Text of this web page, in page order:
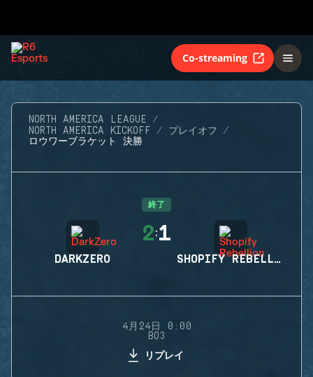
Co-streaming
NORTH AMERICA LEAGUE
NORTH AMERICA KICKOFF
プレイオフ
ロウワーブラケット 決勝
終了
DARKZERO
2:1
SHOPIFY REBELLION
4月24日 0:00
BO3
リプレイ